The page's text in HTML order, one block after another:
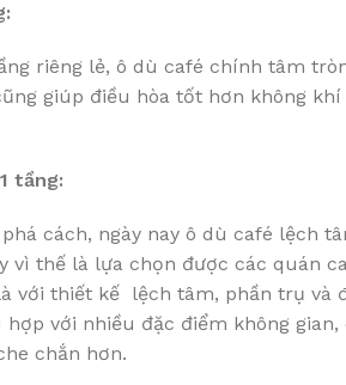
riêng lẻ, ô dù café chính tâm
giúp điều hòa tốt hơn không
tầng:
cách, ngày nay ô dù café lệch
vì thế là lựa chọn được các quán
với thiết kế lệch tâm, phần trụ và
với nhiều đặc điểm không
chắn hơn.